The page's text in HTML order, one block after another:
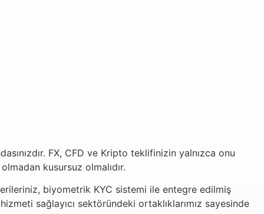
FX, CFD ve Kripto teklifinizin yalnızca onu
kusursuz olmalıdır.
biyometrik KYC sistemi ile entegre edilmiş
sağlayıcı sektöründeki ortaklıklarımız sayesinde